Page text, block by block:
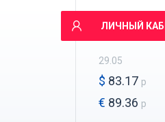
ЛИЧНЫЙ
29.05
$ 83.17 р
€ 89.36 р